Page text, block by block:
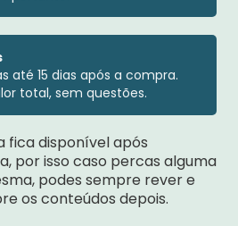
até 15 dias após a compra.
total, sem questões.
fica disponível após
por isso caso percas alguma
podes sempre rever e
os conteúdos depois.